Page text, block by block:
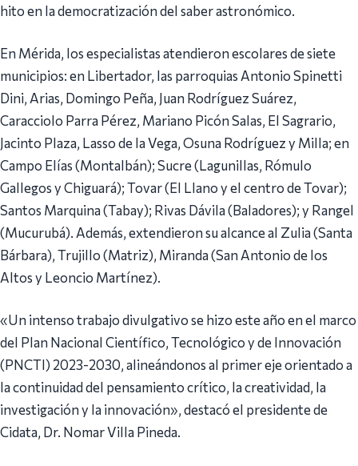
hito en la democratización del saber astronómico.
En Mérida, los especialistas atendieron escolares de siete
municipios: en Libertador, las parroquias Antonio Spinetti
Dini, Arias, Domingo Peña, Juan Rodríguez Suárez,
Caracciolo Parra Pérez, Mariano Picón Salas, El Sagrario,
Jacinto Plaza, Lasso de la Vega, Osuna Rodríguez y Milla; en
Campo Elías (Montalbán); Sucre (Lagunillas, Rómulo
Gallegos y Chiguará); Tovar (El Llano y el centro de Tovar);
Santos Marquina (Tabay); Rivas Dávila (Baladores); y Rangel
(Mucurubá). Además, extendieron su alcance al Zulia (Santa
Bárbara), Trujillo (Matriz), Miranda (San Antonio de los
Altos y Leoncio Martínez).
«Un intenso trabajo divulgativo se hizo este año en el marco
del Plan Nacional Científico, Tecnológico y de Innovación
(PNCTI) 2023-2030, alineándonos al primer eje orientado a
la continuidad del pensamiento crítico, la creatividad, la
investigación y la innovación», destacó el presidente de
Cidata, Dr. Nomar Villa Pineda.